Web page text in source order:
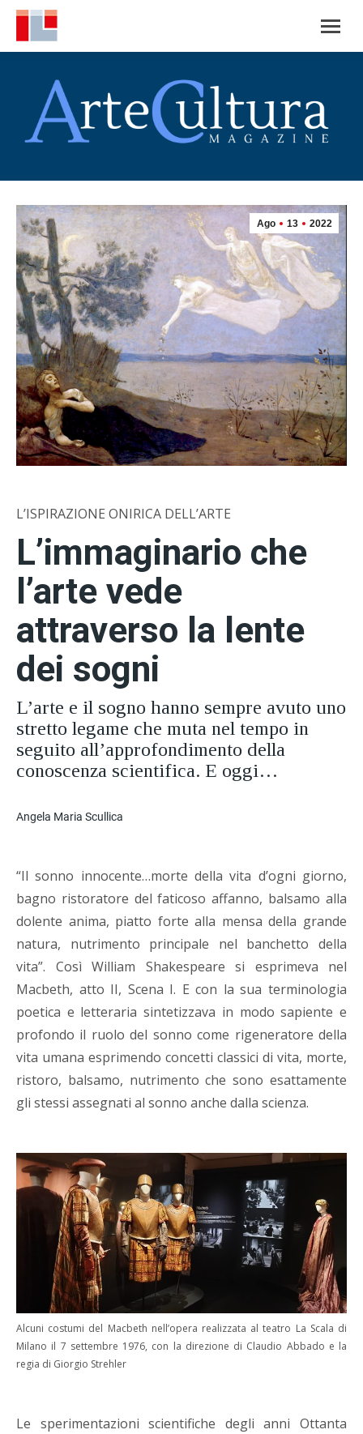
Ago 13 2022
L’ISPIRAZIONE ONIRICA DELL’ARTE
L’immaginario che
l’arte vede
attraverso la lente
dei sogni
L’arte e il sogno hanno sempre avuto uno
stretto legame che muta nel tempo in
seguito all’approfondimento della
conoscenza scientifica. E oggi…
Angela Maria Scullica
“Il sonno innocente…morte della vita d’ogni giorno,
bagno ristoratore del faticoso affanno, balsamo alla
dolente anima, piatto forte alla mensa della grande
natura, nutrimento principale nel banchetto della
vita”. Così William Shakespeare si esprimeva nel
Macbeth, atto II, Scena I. E con la sua terminologia
poetica e letteraria sintetizzava in modo sapiente e
profondo il ruolo del sonno come rigeneratore della
vita umana esprimendo concetti classici di vita, morte,
ristoro, balsamo, nutrimento che sono esattamente
gli stessi assegnati al sonno anche dalla scienza.
Alcuni costumi del Macbeth nell’opera realizzata al teatro La Scala di
Milano il 7 settembre 1976, con la direzione di Claudio Abbado e la
regia di Giorgio Strehler
Le sperimentazioni scientifiche degli anni Ottanta